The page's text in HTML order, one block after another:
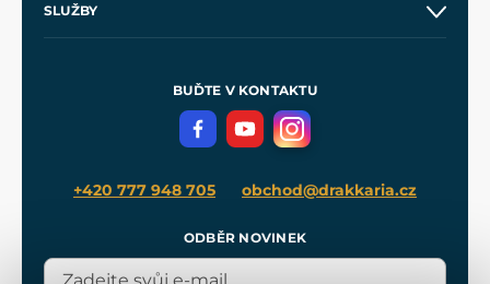
Velkoobchod
SLUŽBY
Meče pro Kingdom Come
BUĎTE V KONTAKTU
+420 777 948 705 obchod@drakkaria.cz
ODBĚR NOVINEK